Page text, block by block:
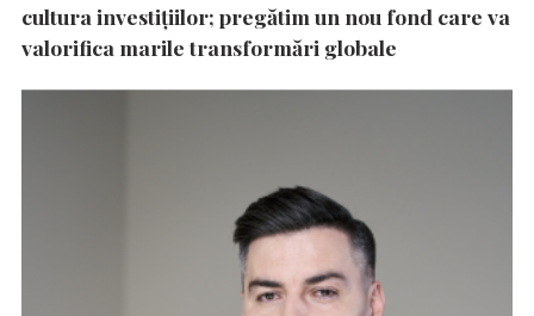
cultura investițiilor; pregătim un nou fond care va
valorifica marile transformări globale